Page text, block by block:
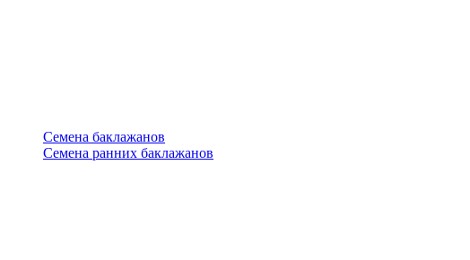
Семена баклажанов
Семена ранних баклажанов